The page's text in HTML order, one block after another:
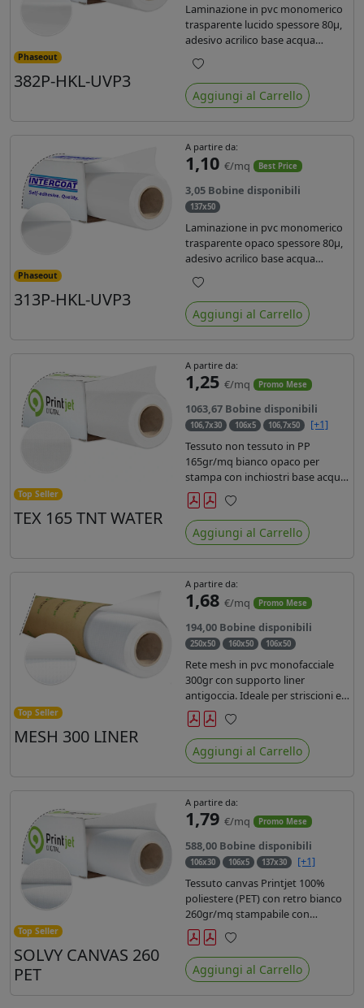
Phaseout
382P-HKL-UVP3
Laminazione in pvc monomerico
trasparente lucido spessore 80µ,
adesivo acrilico base acqua
permanente, liner in carta
glassine siliconata da 72 gr. Durata
3 anni, ideale per laminare stampe
con ink solvente, eco-solvente e
Preferiti
Aggiungi al Carrello
Phaseout
313P-HKL-UVP3
A partire da:
1,10 €/mq Best Price
3,05 Bobine disponibili
137x50
Laminazione in pvc monomerico
trasparente opaco spessore 80µ,
adesivo acrilico base acqua
permanente specifico per ink uv,
liner in carta kraft da 90gr. Durata
3 anni, dotata di filtro uv, idonea
per stampe con inchiostro
Preferiti
Aggiungi al Carrello
Top Seller
TEX 165 TNT WATER
A partire da:
1,25 €/mq Promo Mese
1063,67 Bobine disponibili
106,7x30 106x5 106,7x50
[+1]
Tessuto non tessuto in PP
165gr/mq bianco opaco per
stampa con inchiostri base acqua,
latex, uv, ecosolvente. Finitura a
rombi spundbond e coating
superficiale con totale assenza di
peluria. Occhiellabile, non
Preferiti
Aggiungi al Carrello
Top Seller
MESH 300 LINER
A partire da:
1,68 €/mq Promo Mese
194,00 Bobine disponibili
250x50 160x50 106x50
Rete mesh in pvc monofacciale
300gr con supporto liner
antigoccia. Ideale per striscioni e
coperture antivento. Saldabile,
stampabile con inchiostri
solvente, ecosolvente, uv e latex.
Densità fili 1000x1000 , filato 9x13.
Preferiti
Aggiungi al Carrello
Top Seller
SOLVY CANVAS 260
PET
A partire da:
1,79 €/mq Promo Mese
588,00 Bobine disponibili
106x30 106x5 137x30
[+1]
Tessuto canvas Printjet 100%
poliestere (PET) con retro bianco
260gr/mq stampabile con
inchiostri solvente, ecosolvente,
uv e latex.
Preferiti
Aggiungi al Carrello